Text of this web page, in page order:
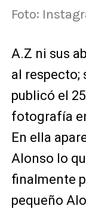
Foto:
A.Z ni sus
al respecto;
publicó el
fotografía
En ella
Alonso lo
finalmente
pequeño